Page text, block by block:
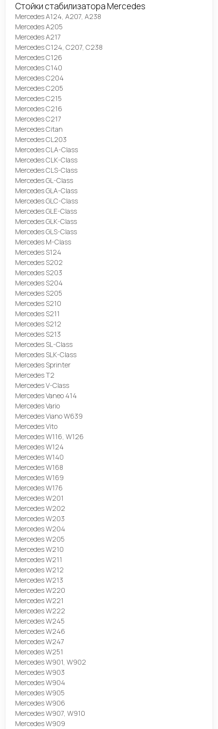
Стойки стабилизатора Mercedes
Mercedes A124, A207, A238
Mercedes A205
Mercedes A217
Mercedes C124, C207, C238
Mercedes C126
Mercedes C140
Mercedes C204
Mercedes C205
Mercedes C215
Mercedes C216
Mercedes C217
Mercedes Citan
Mercedes CL203
Mercedes CLA-Class
Mercedes CLK-Class
Mercedes CLS-Class
Mercedes GL-Class
Mercedes GLA-Class
Mercedes GLC-Class
Mercedes GLE-Class
Mercedes GLK-Class
Mercedes GLS-Class
Mercedes M-Class
Mercedes S124
Mercedes S202
Mercedes S203
Mercedes S204
Mercedes S205
Mercedes S210
Mercedes S211
Mercedes S212
Mercedes S213
Mercedes SL-Class
Mercedes SLK-Class
Mercedes Sprinter
Mercedes T2
Mercedes V-Class
Mercedes Vaneo 414
Mercedes Vario
Mercedes Viano W639
Mercedes Vito
Mercedes W116, W126
Mercedes W124
Mercedes W140
Mercedes W168
Mercedes W169
Mercedes W176
Mercedes W201
Mercedes W202
Mercedes W203
Mercedes W204
Mercedes W205
Mercedes W210
Mercedes W211
Mercedes W212
Mercedes W213
Mercedes W220
Mercedes W221
Mercedes W222
Mercedes W245
Mercedes W246
Mercedes W247
Mercedes W251
Mercedes W901, W902
Mercedes W903
Mercedes W904
Mercedes W905
Mercedes W906
Mercedes W907, W910
Mercedes W909